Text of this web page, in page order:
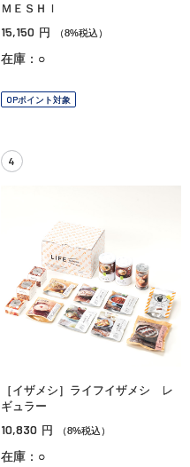
ＭＥＳＨＩ
15,150 円 （8%税込）
在庫：○
OPポイント対象
4
［イザメシ］ライフイザメシ レ
ギュラー
10,830 円 （8%税込）
在庫：○